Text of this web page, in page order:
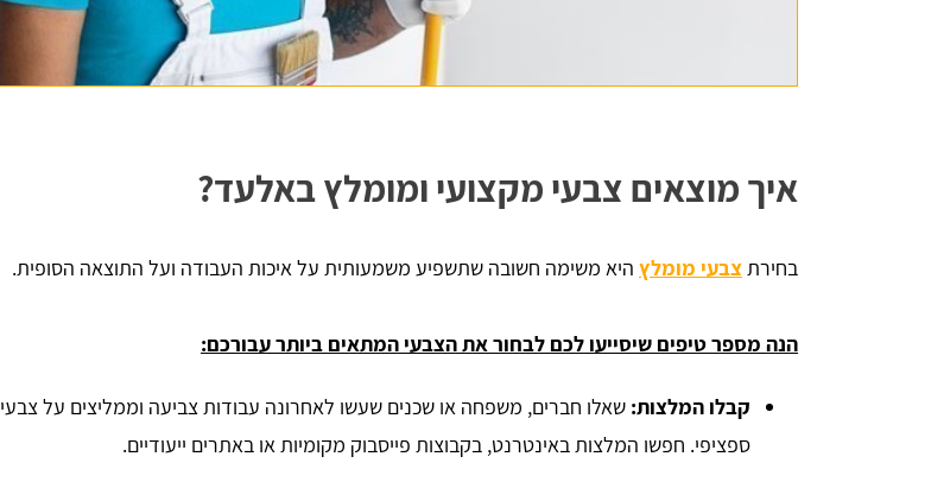
איך מוצאים צבעי מקצועי ומומלץ באלעד?
בחירתצבעי מומלץ היא משימה חשובה שתשפיע משמעותית על איכות העבודה ועל התוצאה הסופית.
הנה מספר טיפים שיסייעו לכם לבחור את הצבעי המתאים ביותר עבורכם:
קבלו המלצות: שאלו חברים, משפחה או שכנים שעשו לאחרונה עבודות צביעה וממליצים על צבעי
ספציפי. חפשו המלצות באינטרנט, בקבוצות פייסבוק מקומיות או באתרים ייעודיים.